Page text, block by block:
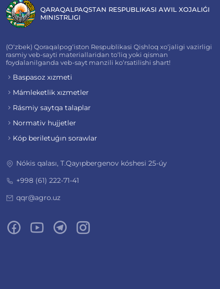
QARAQALPAQSTAN RESPUBLIKASI AWIL XOJALIǴI
MINISTRLIGI
(O‘zbek) Qoraqalpog‘iston Respublikasi Qishloq xo‘jaligi vazirligi
rasmiy veb-sayti materiallaridan to‘liq yoki qisman
foydalanilganda veb-sayt manzili ko‘rsatilishi shart!
Baspasoz xızmeti
Mámleketlik xızmetler
Rásmiy saytqa talaplar
Normativ hujjetler
Kóp beriletuǵın sorawlar
Nókis qalası, T.Qayıpbergenov kóshesi 25-úy
+998 (61) 222-71-41
qqr@agro.uz